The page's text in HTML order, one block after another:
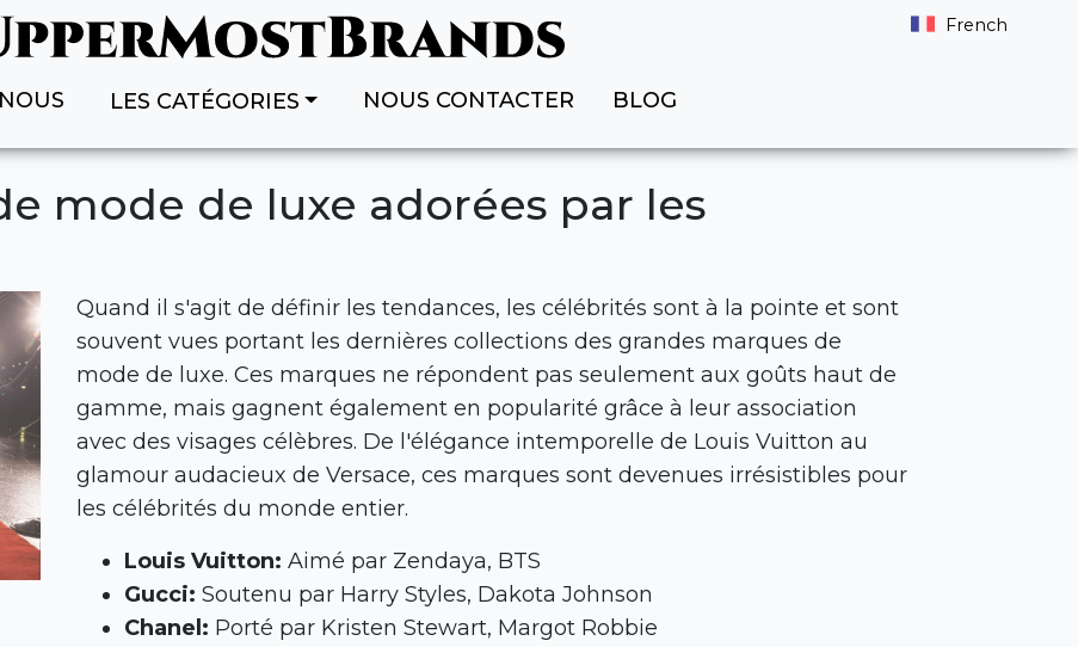
LES CATÉGORIES NOUS CONTACTER BLOG
French
mode de luxe adorées par les
Quand il s'agit de définir les tendances, les célébrités sont à la pointe et sont
souvent vues portant les dernières collections des grandes marques de
mode de luxe. Ces marques ne répondent pas seulement aux goûts haut de
gamme, mais gagnent également en popularité grâce à leur association
avec des visages célèbres. De l'élégance intemporelle de Louis Vuitton au
glamour audacieux de Versace, ces marques sont devenues irrésistibles pour
les célébrités du monde entier.
Louis Vuitton: Aimé par Zendaya, BTS
Gucci: Soutenu par Harry Styles, Dakota Johnson
Chanel: Porté par Kristen Stewart, Margot Robbie